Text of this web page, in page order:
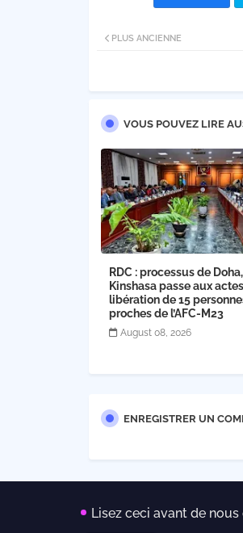
PLUS ANCIENNE
VOUS POUVEZ LIRE
RDC : processus de Doha,
Kinshasa passe aux
libération de 15
proches de l’AFC-M23
August 08, 2026
ENREGISTRER UN
Lisez ceci avant de